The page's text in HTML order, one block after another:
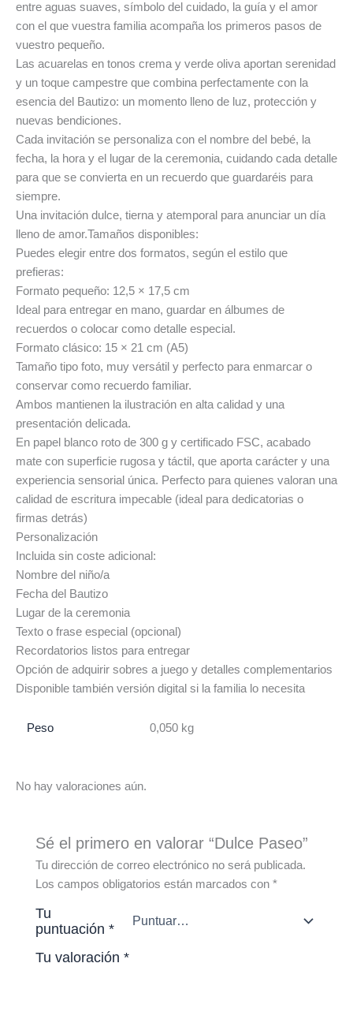
entre aguas suaves, símbolo del cuidado, la guía y el amor
con el que vuestra familia acompaña los primeros pasos de
vuestro pequeño.
Las acuarelas en tonos crema y verde oliva aportan serenidad
y un toque campestre que combina perfectamente con la
esencia del Bautizo: un momento lleno de luz, protección y
nuevas bendiciones.
Cada invitación se personaliza con el nombre del bebé, la
fecha, la hora y el lugar de la ceremonia, cuidando cada detalle
para que se convierta en un recuerdo que guardaréis para
siempre.
Una invitación dulce, tierna y atemporal para anunciar un día
lleno de amor.Tamaños disponibles:
Puedes elegir entre dos formatos, según el estilo que
prefieras:
Formato pequeño: 12,5 × 17,5 cm
Ideal para entregar en mano, guardar en álbumes de
recuerdos o colocar como detalle especial.
Formato clásico: 15 × 21 cm (A5)
Tamaño tipo foto, muy versátil y perfecto para enmarcar o
conservar como recuerdo familiar.
Ambos mantienen la ilustración en alta calidad y una
presentación delicada.
En papel blanco roto de 300 g y certificado FSC, acabado
mate con superficie rugosa y táctil, que aporta carácter y una
experiencia sensorial única. Perfecto para quienes valoran una
calidad de escritura impecable (ideal para dedicatorias o
firmas detrás)
Personalización
Incluida sin coste adicional:
Nombre del niño/a
Fecha del Bautizo
Lugar de la ceremonia
Texto o frase especial (opcional)
Recordatorios listos para entregar
Opción de adquirir sobres a juego y detalles complementarios
Disponible también versión digital si la familia lo necesita
Peso 0,050 kg
No hay valoraciones aún.
Sé el primero en valorar “Dulce Paseo”
Tu dirección de correo electrónico no será publicada.
Los campos obligatorios están marcados con*
Tu
puntuación*
Tu valoración*